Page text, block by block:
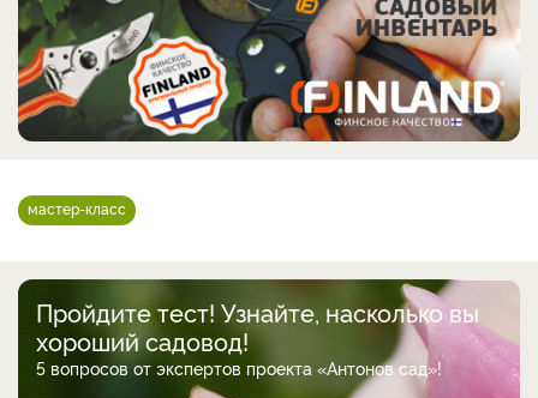
мастер-класс
Пройдите тест! Узнайте, насколько вы
хороший садовод!
5 вопросов от экспертов проекта «Антонов сад»!